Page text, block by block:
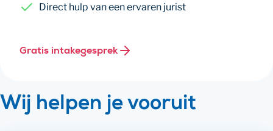
Direct hulp van een ervaren jurist
Gratis intakegesprek
Wij helpen je vooruit